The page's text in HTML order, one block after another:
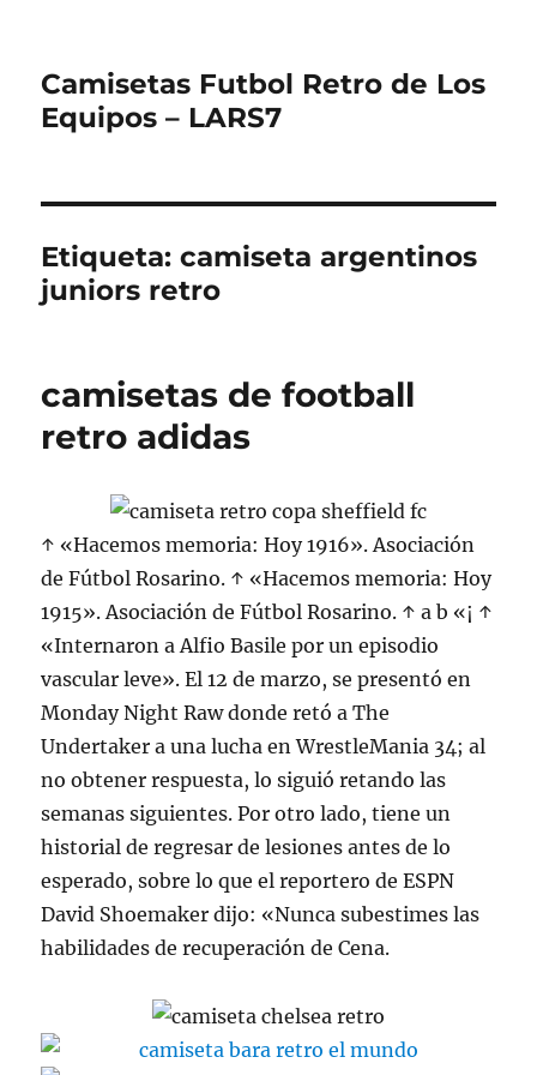
Camisetas Futbol Retro de Los
Equipos – LARS7
Etiqueta:camiseta argentinos
juniors retro
camisetas de football
retro adidas
↑ «Hacemos memoria: Hoy 1916». Asociación
de Fútbol Rosarino. ↑ «Hacemos memoria: Hoy
1915». Asociación de Fútbol Rosarino. ↑ a b «¡ ↑
«Internaron a Alfio Basile por un episodio
vascular leve». El 12 de marzo, se presentó en
Monday Night Raw donde retó a The
Undertaker a una lucha en WrestleMania 34; al
no obtener respuesta, lo siguió retando las
semanas siguientes. Por otro lado, tiene un
historial de regresar de lesiones antes de lo
esperado, sobre lo que el reportero de ESPN
David Shoemaker dijo: «Nunca subestimes las
habilidades de recuperación de Cena.